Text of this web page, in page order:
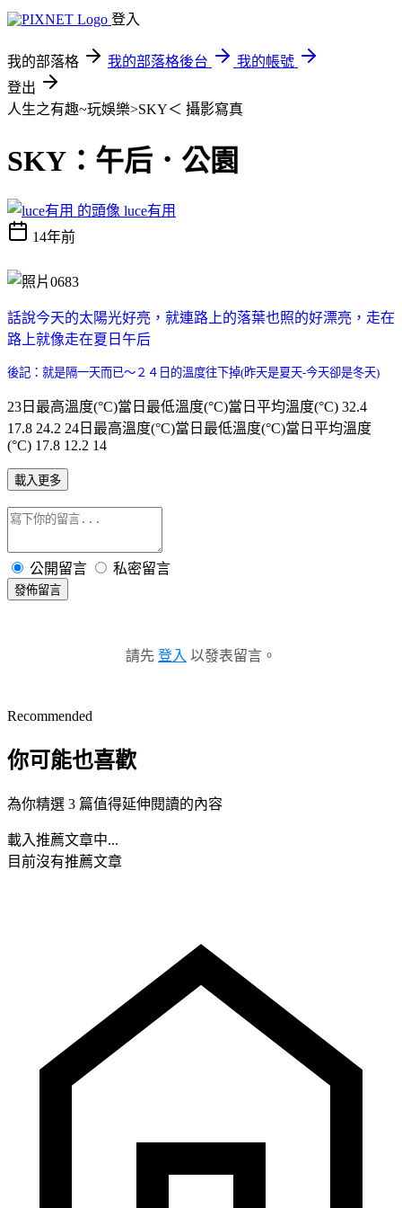
登入
我的部落格 我的部落格後台
我的帳號
登出
人生之有趣~玩娛樂>SKY＜ 攝影寫真
SKY：午后．公園
luce有用
14年前
話說今天的太陽光好亮，就連路上的落葉也照的好漂亮，走在
路上就像走在夏日午后
後記：就是隔一天而已～２４日的溫度往下掉(昨天是夏天-今天卻是冬天)
23日最高溫度(°C)當日最低溫度(°C)當日平均溫度(°C) 32.4
17.8 24.2 24日最高溫度(°C)當日最低溫度(°C)當日平均溫度
(°C) 17.8 12.2 14
載入更多
公開留言 私密留言
發佈留言
請先 登入 以發表留言。
Recommended
你可能也喜歡
為你精選 3 篇值得延伸閱讀的內容
載入推薦文章中...
目前沒有推薦文章